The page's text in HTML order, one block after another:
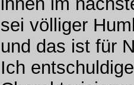
sei völliger
und das ist für
Ich